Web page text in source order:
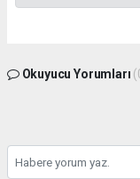
Okuyucu Yorumları